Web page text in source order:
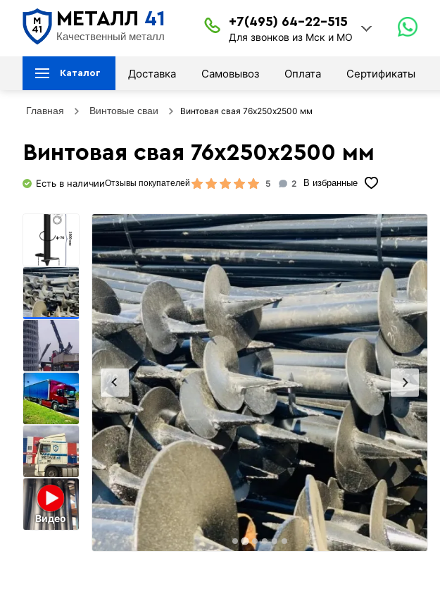
МЕТАЛЛ 41
Качественный металл
+7(495) 64-22-515
Для звонков из Мск и МО
Каталог Доставка Самовывоз Оплата Сертификаты
Главная Винтовые сваи Винтовая свая 76х250х2500 мм
Винтовая свая 76х250х2500 мм
Есть в наличииОтзывы покупателей 5 2 В избранные
Видео